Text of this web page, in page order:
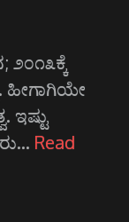
ಹೀಗಾಗಿಯೇ
ಇಷ್ಟು
Read